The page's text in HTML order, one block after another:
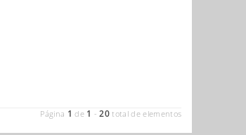
Página 1 de 1 -20 total de elementos